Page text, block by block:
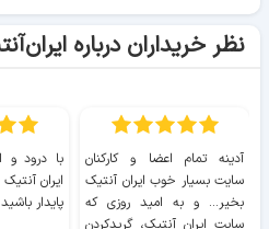
نظر خریداران درباره
آدینه تمام اعضا و کارکنان
سایت بسیار خوب ايران آنتیک
بخیر... و به امید روزی که
با درود و
ایران
پایدار